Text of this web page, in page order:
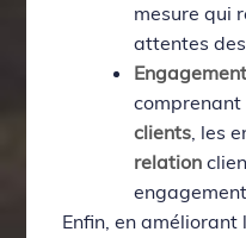
mesure qui
attentes
comprenant
clients, les
relation
Enfin, en